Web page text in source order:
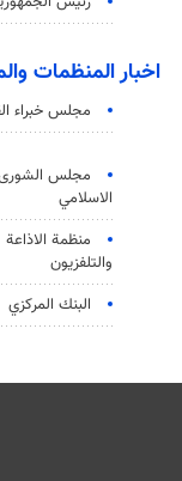
اخبار المنظمات
مجلس خبراء
مجلس
الاسلامي
منظمة الاذاعة
والتلفزیون
البنك المركزي